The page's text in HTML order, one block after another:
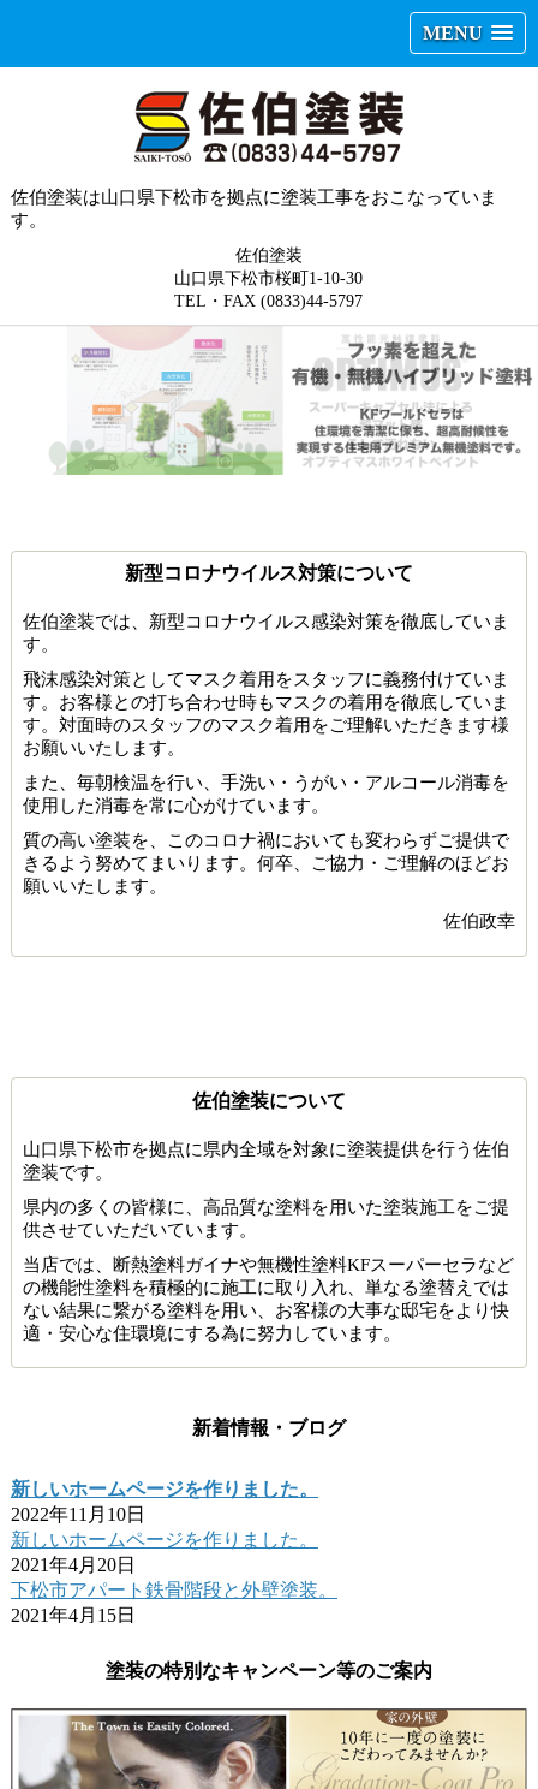
MENU
佐伯塗装は山口県下松市を拠点に塗装工事をおこなっていま
す。
佐伯塗装
山口県下松市桜町1-10-30
TEL・FAX (0833)44-5797
新型コロナウイルス対策について
佐伯塗装では、新型コロナウイルス感染対策を徹底していま
す。
飛沫感染対策としてマスク着用をスタッフに義務付けていま
す。お客様との打ち合わせ時もマスクの着用を徹底していま
す。対面時のスタッフのマスク着用をご理解いただきます様
お願いいたします。
また、毎朝検温を行い、手洗い・うがい・アルコール消毒を
使用した消毒を常に心がけています。
質の高い塗装を、このコロナ禍においても変わらずご提供で
きるよう努めてまいります。何卒、ご協力・ご理解のほどお
願いいたします。
佐伯政幸
佐伯塗装について
山口県下松市を拠点に県内全域を対象に塗装提供を行う佐伯
塗装です。
県内の多くの皆様に、高品質な塗料を用いた塗装施工をご提
供させていただいています。
当店では、断熱塗料ガイナや無機性塗料KFスーパーセラなど
の機能性塗料を積極的に施工に取り入れ、単なる塗替えでは
ない結果に繋がる塗料を用い、お客様の大事な邸宅をより快
適・安心な住環境にする為に努力しています。
新着情報・ブログ
新しいホームページを作りました。
2022年11月10日
新しいホームページを作りました。
2021年4月20日
下松市アパート鉄骨階段と外壁塗装。
2021年4月15日
2021年4月9日
2021年4月6日
山口市アパート タイルクリヤー塗装。
塗装の特別なキャンペーン等のご案内